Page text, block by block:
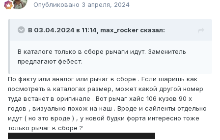
Опубликовано 3 апреля, 2024
В 03.04.2024 в 11:14, max_rocker сказал:
В каталоге только в сборе рычаги идут. Заменитель
предлагают фебест.
По факту или аналог или рычаг в сборе . Если шаришь как
посмотреть в каталогах размер, может какой другой номер
туда встанет в оригинале . Вот рычаг хайс 106 кузов 90 х
годов , визуально похож на наш . Вроде и сайленты отдельно
идут ( но это вроде ) , у новой будки форта интересно тоже
только рычаг в сборе ?